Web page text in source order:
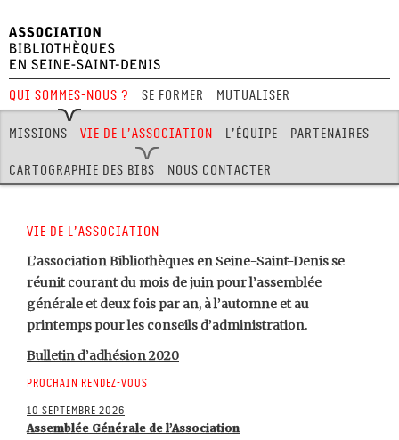
Qui sommes-nous ?
Missions Vie de l’association L’équipe Partenaires
Cartographie des Bibs Nous contacter
Se former
Mutualiser
Festival Hors Limites
Vie de l’association
L’association Bibliothèques en Seine-Saint-Denis se
réunit courant du mois de juin pour l’assemblée
générale et deux fois par an, à l’automne et au
printemps pour les conseils d’administration.
Bulletin d’adhésion 2020
Prochain rendez-vous
10 septembre 2026
Assemblée Générale de l’Association